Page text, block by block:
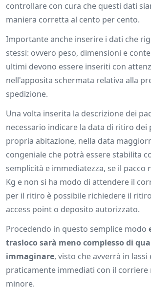
controllare con cura che questi dati
maniera corretta al cento per cento.
Importante anche inserire i dati che
stessi: ovvero peso, dimensioni e
ultimi devono essere inseriti con
nell'apposita schermata relativa alla
spedizione.
Una volta inserita la descrizione dei
necessario indicare la data di ritiro dei
propria abitazione, nella data
congeniale che potrà essere stabilita
semplicità e immediatezza, se il pacco
Kg e non si ha modo di attendere il
per il ritiro è possibile richiedere il
access point o deposito autorizzato.
Procedendo in questo semplice modo
trasloco sarà meno complesso di
immaginare, visto che avverrà in
praticamente immediati con il corriere
minore.